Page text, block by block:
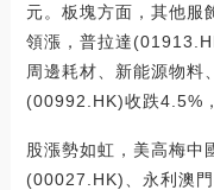
元。板塊方面，其他服
領漲，普拉達
周邊耗材、新能源物料
(00992.HK)收跌4.5%
股漲勢如虹，美高梅
(00027.HK)、永利澳